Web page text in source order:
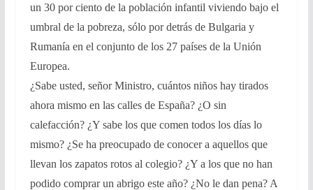
un 30 por ciento de la población infantil viviendo bajo el
umbral de la pobreza, sólo por detrás de Bulgaria y
Rumanía en el conjunto de los 27 países de la Unión
Europea.
¿Sabe usted, señor Ministro, cuántos niños hay tirados
ahora mismo en las calles de España? ¿O sin
calefacción? ¿Y sabe los que comen todos los días lo
mismo? ¿Se ha preocupado de conocer a aquellos que
llevan los zapatos rotos al colegio? ¿Y a los que no han
podido comprar un abrigo este año? ¿No le dan pena? A